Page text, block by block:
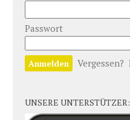
Passwort
Vergessen?
UNSERE UNTERSTÜTZER: